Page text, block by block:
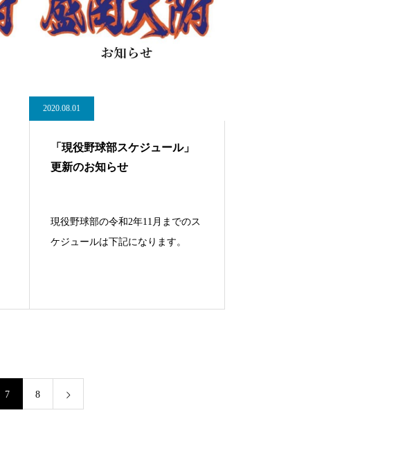
2020.08.01
「現役野球部スケジュール」
更新のお知らせ
現役野球部の令和2年11月までのス
ケジュールは下記になります。
7 8